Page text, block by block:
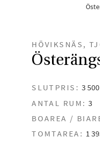
HÖVIKSNÄS,
SLUTPRIS: 3
ANTAL RUM: 3
BOAREA /
TOMTAREA: 1